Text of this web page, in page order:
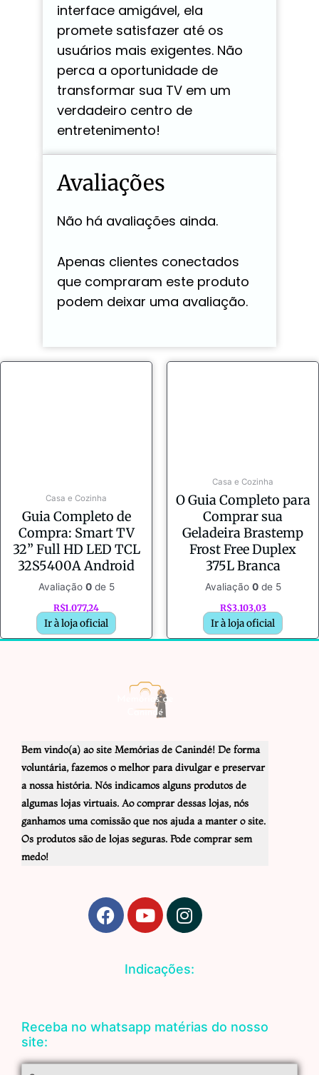
Casa e Cozinha
Guia Completo de
Compra: Smart TV
32” Full HD LED TCL
32S5400A Android
Avaliação 0de 5
R$1.077,24
Ir à loja oficial
Casa e Cozinha
O Guia Completo para
Comprar sua
Geladeira Brastemp
Frost Free Duplex
375L Branca
Avaliação 0de 5
R$3.103,03
Ir à loja oficial
interface amigável, ela
promete satisfazer até os
usuários mais exigentes. Não
perca a oportunidade de
transformar sua TV em um
verdadeiro centro de
entretenimento!
Avaliações
Não há avaliações ainda.
Apenas clientes conectados
que compraram este produto
podem deixar uma avaliação.
Bem vindo(a) ao site Memórias de Canindé! De forma
voluntária, fazemos o melhor para divulgar e preservar
a nossa história. Nós indicamos alguns produtos de
algumas lojas virtuais. Ao comprar dessas lojas, nós
ganhamos uma comissão que nos ajuda a manter o site.
Os produtos são de lojas seguras. Pode comprar sem
medo!
F
a
k
Y
o
t
u
I
n
a
a
Indicações:
Receba no whatsapp matérias do nosso
site: